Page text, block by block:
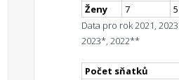
Ženy
7 5
Data pro rok 2021,
2023*, 2022**
Počet sňatků